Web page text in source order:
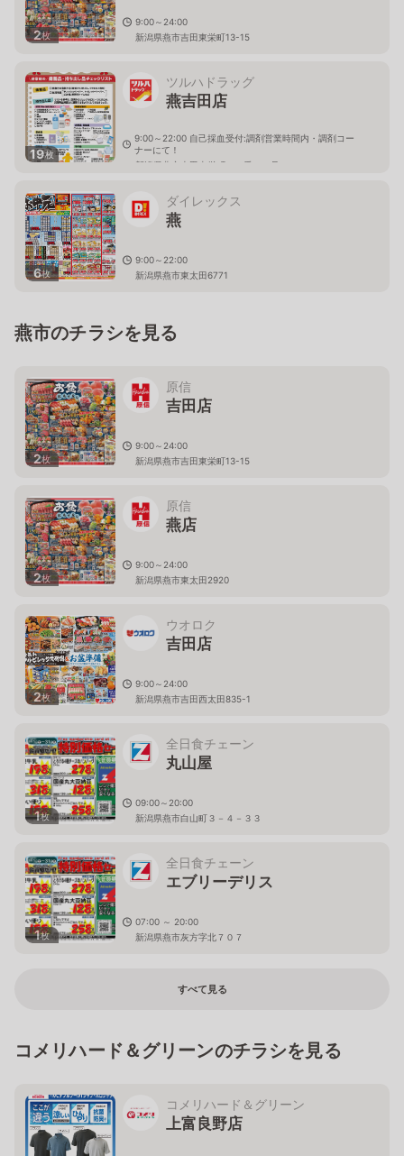
2枚
9:00～24:00
新潟県燕市吉田東栄町13-15
19枚
ツルハドラッグ
燕吉田店
9:00～22:00 自己採血受付:調剤営業時間内・調剤コー
ナーにて！
新潟県燕市吉田東栄町１２番１０号
6枚
ダイレックス
燕
9:00～22:00
新潟県燕市東太田6771
燕市のチラシを見る
2枚
原信
吉田店
9:00～24:00
新潟県燕市吉田東栄町13-15
2枚
原信
燕店
9:00～24:00
新潟県燕市東太田2920
2枚
ウオロク
吉田店
9:00～24:00
新潟県燕市吉田西太田835-1
1枚
全日食チェーン
丸山屋
09:00～20:00
新潟県燕市白山町３－４－３３
1枚
全日食チェーン
エブリーデリス
07:00 ～ 20:00
新潟県燕市灰方字北７０７
すべて見る
コメリハード＆グリーンのチラシを見る
コメリハード＆グリーン
上富良野店